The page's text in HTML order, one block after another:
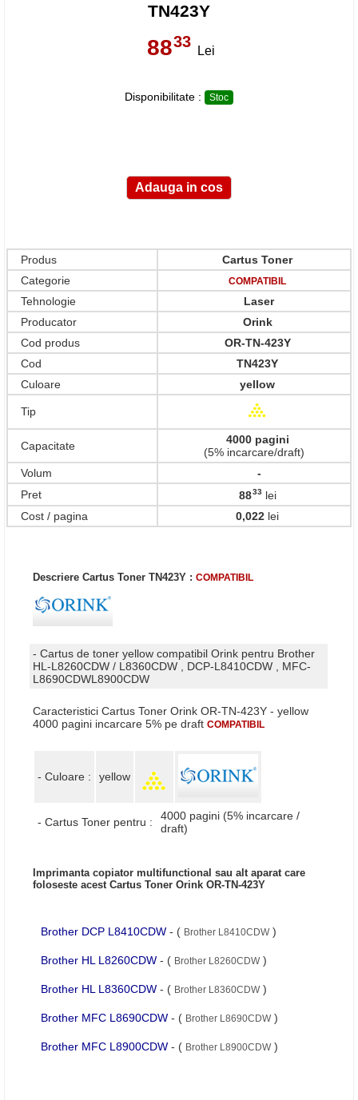
TN423Y
8833
Lei
Disponibilitate : Stoc
Produs
Cartus Toner
Categorie
COMPATIBIL
Tehnologie
Laser
Producator
Orink
Cod produs
OR-TN-423Y
Cod
TN423Y
Culoare
yellow
Tip
Capacitate
4000 pagini
(5% incarcare/draft)
Volum
-
Pret
8833lei
Cost / pagina
0,022 lei
Descriere Cartus Toner TN423Y : COMPATIBIL
- Cartus de toner yellow compatibil Orink pentru Brother
HL-L8260CDW / L8360CDW , DCP-L8410CDW , MFC-
L8690CDWL8900CDW
Caracteristici Cartus Toner Orink OR-TN-423Y - yellow
4000 pagini incarcare 5% pe draft COMPATIBIL
- Culoare : yellow
- Cartus Toner pentru :
4000 pagini (5% incarcare /
draft)
Imprimanta copiator multifunctional sau alt aparat care
foloseste acest Cartus Toner Orink OR-TN-423Y
Brother DCP L8410CDW - ( Brother L8410CDW)
Brother HL L8260CDW - ( Brother L8260CDW)
Brother HL L8360CDW - ( Brother L8360CDW)
Brother MFC L8690CDW - ( Brother L8690CDW)
Brother MFC L8900CDW - ( Brother L8900CDW)